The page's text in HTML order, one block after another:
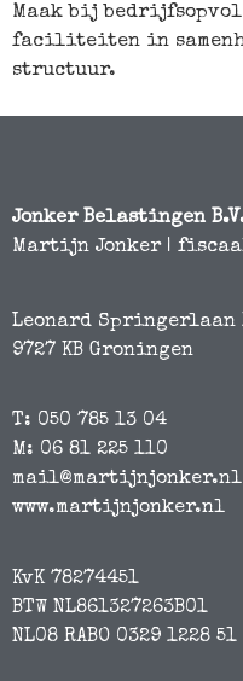
Maak bij
faciliteiten in
structuur.
Jonker Belastingen
Martijn Jonker |
Leonard Springerlaan
9727 KB Groningen
T: 050 785 13 04
M: 06 81 225 110
mail@martijnjonker.nl
www.martijnjonker.nl
KvK 78274451
BTW NL861327263B01
NL08 RABO 0329 1228 51